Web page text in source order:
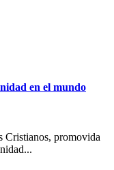
en el mundo
Cristianos, promovida